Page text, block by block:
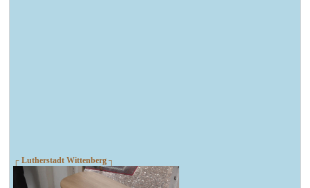
┌ Lutherstadt Wittenberg ┐